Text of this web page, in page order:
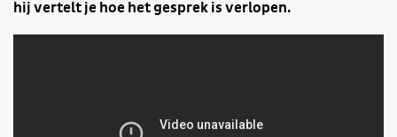
hij vertelt je hoe het gesprek is verlopen.